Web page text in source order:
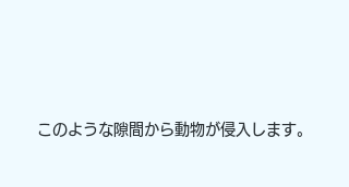
このような隙間から動物が侵入します。